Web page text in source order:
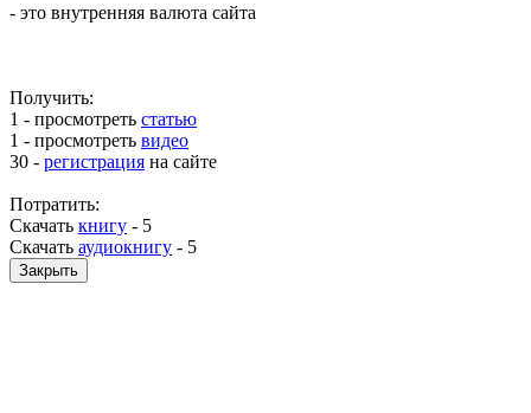
- это внутренняя валюта сайта
Получить:
1 - просмотреть статью
1 - просмотреть видео
30 - регистрация на сайте
Потратить:
Скачать книгу - 5
Скачать аудиокнигу - 5
Закрыть